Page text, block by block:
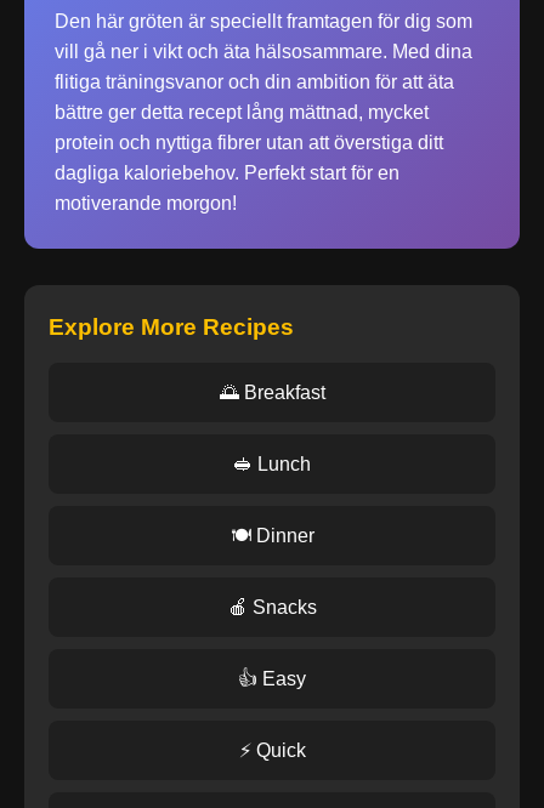
Den här gröten är speciellt framtagen för dig som
vill gå ner i vikt och äta hälsosammare. Med dina
flitiga träningsvanor och din ambition för att äta
bättre ger detta recept lång mättnad, mycket
protein och nyttiga fibrer utan att överstiga ditt
dagliga kaloriebehov. Perfekt start för en
motiverande morgon!
Explore More Recipes
🌅 Breakfast
🥪 Lunch
🍽️ Dinner
🍎 Snacks
👍 Easy
⚡ Quick